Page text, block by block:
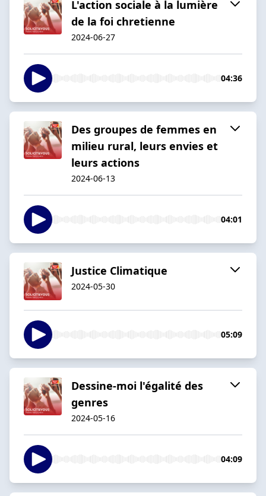
L'action sociale à la lumière
de la foi chretienne
2024-06-27
04:36
Des groupes de femmes en
milieu rural, leurs envies et
leurs actions
2024-06-13
04:01
Justice Climatique
2024-05-30
05:09
Dessine-moi l'égalité des
genres
2024-05-16
04:09